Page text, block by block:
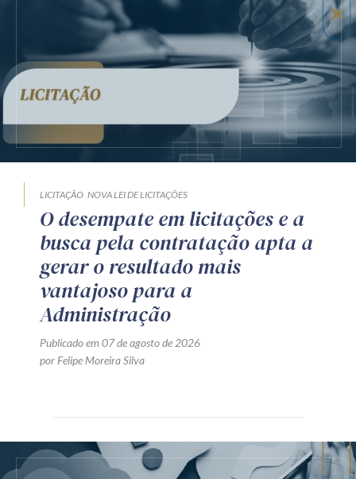
LICITAÇÃO NOVA LEI DE LICITAÇÕES
O desempate em licitações e a
busca pela contratação apta a
gerar o resultado mais
vantajoso para a
Administração
Publicado em 07 de agosto de 2026
por Felipe Moreira Silva